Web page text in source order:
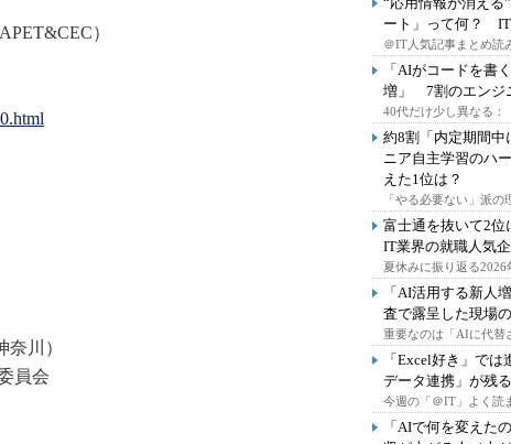
）
川）
員会
ート」って何？
＠IT人気記事まとめ読
「AIがコードを書
増」 7割のエンジ
40代だけ少し異なる：
約8割「内定期間
ニア自主学習のハ
えた1位は？
「やる必要ない」派の
富士通を抜いて2
IT業界の就職人気
夏休みに振り返る2026
「AI活用する新人
査で露呈した現場
重要なのは「AIに代替
「Excel好き」で
データ連携」が残
今週の「＠IT」よく読
「AIで何を変えた